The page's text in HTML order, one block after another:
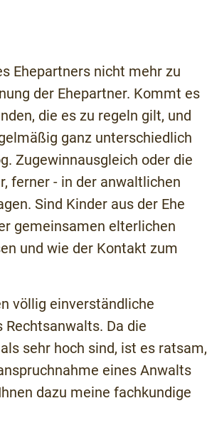
Ehepartners nicht mehr zu
der Ehepartner. Kommt es
die es zu regeln gilt, und
ganz unterschiedlich
Zugewinnausgleich oder die
ferner - in der anwaltlichen
Sind Kinder aus der Ehe
gemeinsamen elterlichen
und wie der Kontakt zum
völlig einverständliche
Da die
sehr hoch sind, ist es ratsam,
eines Anwalts
dazu meine fachkundige